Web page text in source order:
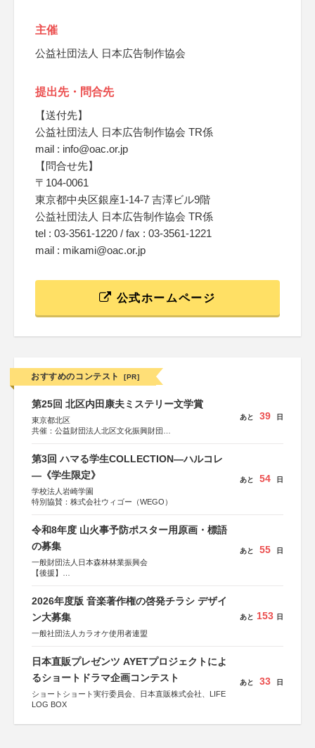
主催
公益社団法人 日本広告制作協会
提出先・問合先
【送付先】
公益社団法人 日本広告制作協会 TR係
mail : info@oac.or.jp
【問合せ先】
〒104-0061
東京都中央区銀座1-14-7 吉澤ビル9階
公益社団法人 日本広告制作協会 TR係
tel : 03-3561-1220 / fax : 03-3561-1221
mail : mikami@oac.or.jp
公式ホームページ
おすすめのコンテスト [PR]
第25回 北区内田康夫ミステリー文学賞
東京都北区
共催：公益財団法人北区文化振興財団
協賛：株式会社実業之日本社
あと 39 日
第3回 ハマる学生COLLECTION―ハルコレ
―《学生限定》
学校法人岩崎学園
特別協賛：株式会社ウィゴー（WEGO）
あと 54 日
令和8年度 山火事予防ポスター用原画・標語
の募集
一般財団法人日本森林林業振興会
【後援】
会、森林火災対策協会
あと 55 日
2026年度版 音楽著作権の啓発チラシ デザイ
ン大募集
一般社団法人カラオケ使用者連盟
あと 153 日
日本直販プレゼンツ AYETプロジェクトによ
るショートドラマ企画コンテスト
ショートショート実行委員会、日本直販株式会社、LIFE
LOG BOX
あと 33 日